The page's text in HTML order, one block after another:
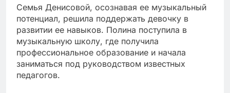
Семья Денисовой, осознавая ее музыкальный
потенциал, решила поддержать девочку в
развитии ее навыков. Полина поступила в
музыкальную школу, где получила
профессиональное образование и начала
заниматься под руководством известных
педагогов.